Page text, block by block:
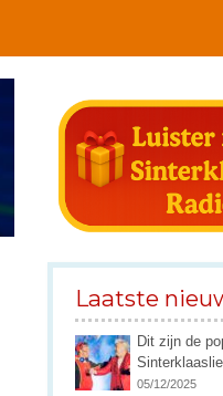
Laatste
Dit zijn de
05/12/2025